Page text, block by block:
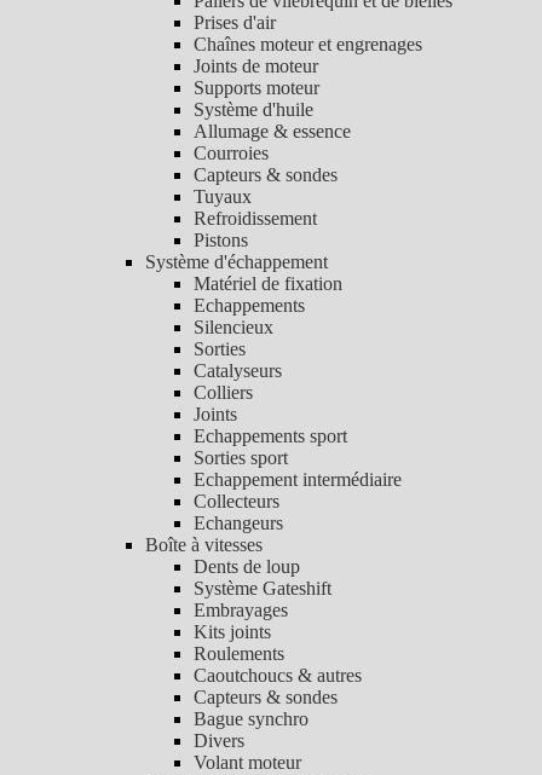
Prises d'air
Chaînes moteur et engrenages
Joints de moteur
Supports moteur
Système d'huile
Allumage & essence
Courroies
Capteurs & sondes
Tuyaux
Refroidissement
Pistons
Système d'échappement
Matériel de fixation
Echappements
Silencieux
Sorties
Catalyseurs
Colliers
Joints
Echappements sport
Sorties sport
Echappement intermédiaire
Collecteurs
Echangeurs
Boîte à vitesses
Dents de loup
Système Gateshift
Embrayages
Kits joints
Roulements
Caoutchoucs & autres
Capteurs & sondes
Bague synchro
Divers
Volant moteur